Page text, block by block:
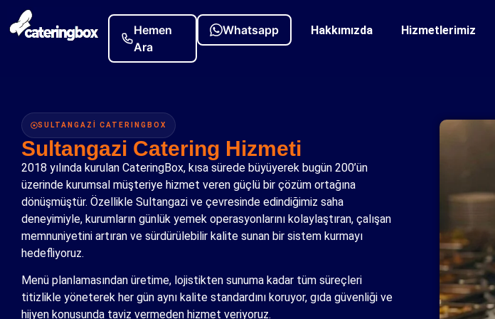
Hakkımızda Hizmetlerimiz
SULTANGAZİ CATERINGBOX
Sultangazi Catering Hizmeti
2018 yılında kurulan CateringBox, kısa sürede büyüyerek bugün 200’ün
üzerinde kurumsal müşteriye hizmet veren güçlü bir çözüm ortağına
dönüşmüştür. Özellikle Sultangazi ve çevresinde edindiğimiz saha
deneyimiyle, kurumların günlük yemek operasyonlarını kolaylaştıran, çalışan
memnuniyetini artıran ve sürdürülebilir kalite sunan bir sistem kurmayı
hedefliyoruz.
Menü planlamasından üretime, lojistikten sunuma kadar tüm süreçleri
titizlikle yöneterek her gün aynı kalite standardını koruyor, gıda güvenliği ve
hijyen konusunda taviz vermeden hizmet veriyoruz.